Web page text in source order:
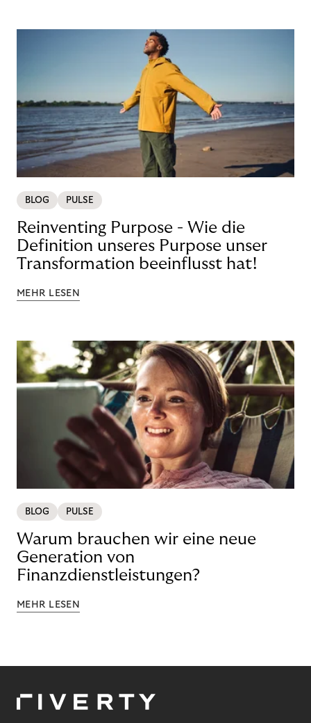
BLOG PULSE
Reinventing Purpose - Wie die
Definition unseres Purpose unser
Transformation beeinflusst hat!
MEHR LESEN
BLOG PULSE
Warum brauchen wir eine neue
Generation von
Finanzdienstleistungen?
MEHR LESEN